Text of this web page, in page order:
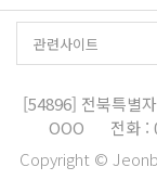
[54896] 전북특별
OOO
전화 :
Copyright ©